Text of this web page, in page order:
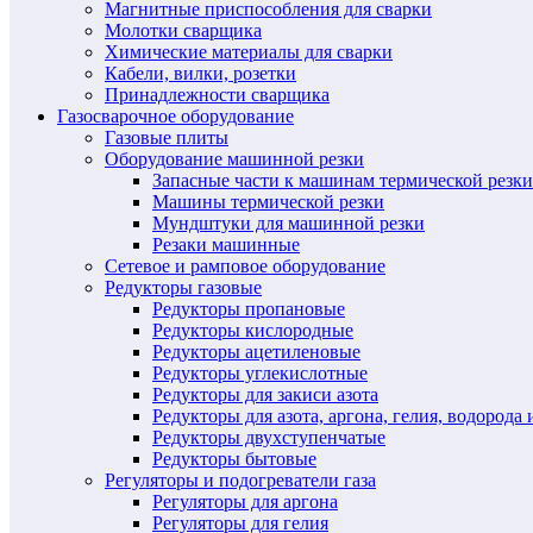
Магнитные приспособления для сварки
Молотки сварщика
Химические материалы для сварки
Кабели, вилки, розетки
Принадлежности сварщика
Газосварочное оборудование
Газовые плиты
Оборудование машинной резки
Запасные части к машинам термической резки
Машины термической резки
Мундштуки для машинной резки
Резаки машинные
Сетевое и рамповое оборудование
Редукторы газовые
Редукторы пропановые
Редукторы кислородные
Редукторы ацетиленовые
Редукторы углекислотные
Редукторы для закиси азота
Редукторы для азота, аргона, гелия, водорода
Редукторы двухступенчатые
Редукторы бытовые
Регуляторы и подогреватели газа
Регуляторы для аргона
Регуляторы для гелия